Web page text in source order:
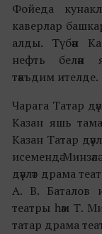
Фойеда
каверлар
алды. Түбән
нефть белән
тәкъдим ителде.
Чарага Татар
Казан яшь
Казан Татар
исемендә
дәүләт драма
А. В. Баталов
театры һәм Т.
татар драма